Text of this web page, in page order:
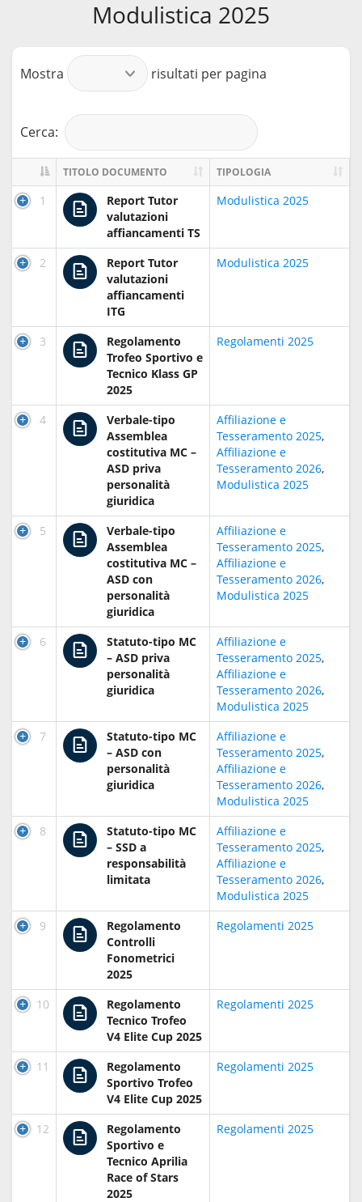
Modulistica 2025
Mostra risultati per pagina
Cerca:
TITOLO DOCUMENTO TIPOLOGIA
1
Report Tutor
valutazioni
affiancamenti TS
Modulistica 2025
2
Report Tutor
valutazioni
affiancamenti
ITG
Modulistica 2025
3
Regolamento
Trofeo Sportivo e
Tecnico Klass GP
2025
Regolamenti 2025
4
Verbale-tipo
Assemblea
costitutiva MC –
ASD priva
personalità
giuridica
Affiliazione e
Tesseramento 2025,
Affiliazione e
Tesseramento 2026,
Modulistica 2025
5
Verbale-tipo
Assemblea
costitutiva MC –
ASD con
personalità
giuridica
Affiliazione e
Tesseramento 2025,
Affiliazione e
Tesseramento 2026,
Modulistica 2025
6
Statuto-tipo MC
– ASD priva
personalità
giuridica
Affiliazione e
Tesseramento 2025,
Affiliazione e
Tesseramento 2026,
Modulistica 2025
7
Statuto-tipo MC
– ASD con
personalità
giuridica
Affiliazione e
Tesseramento 2025,
Affiliazione e
Tesseramento 2026,
Modulistica 2025
8
Statuto-tipo MC
– SSD a
responsabilità
limitata
Affiliazione e
Tesseramento 2025,
Affiliazione e
Tesseramento 2026,
Modulistica 2025
9
Regolamento
Controlli
Fonometrici
2025
Regolamenti 2025
10
Regolamento
Tecnico Trofeo
V4 Elite Cup 2025
Regolamenti 2025
11
Regolamento
Sportivo Trofeo
V4 Elite Cup 2025
Regolamenti 2025
12
Regolamento
Sportivo e
Tecnico Aprilia
Race of Stars
2025
Regolamenti 2025